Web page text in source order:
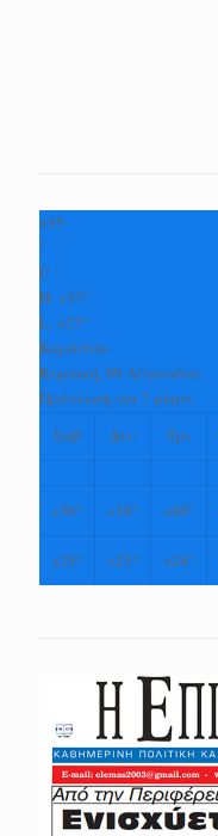
+35
°
C
H: +37°
L: +27°
Καρδίτσα
Κυριακή, 09 Αύγουστος
Πρόγνωση για 7 μέρες
Σαβ
Δευ Τρι
+36° +38° +40°
+25° +25° +24°